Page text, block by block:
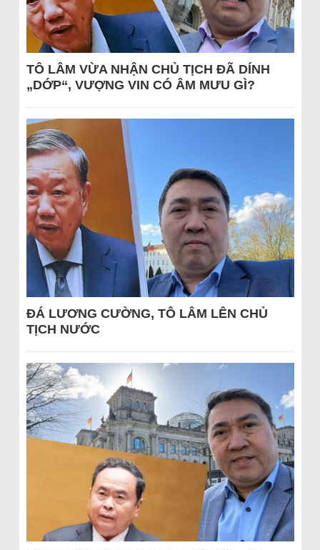
TÔ LÂM VỪA NHẬN CHỦ TỊCH ĐÃ DÍNH
„DỚP“, VƯỢNG VIN CÓ ÂM MƯU GÌ?
ĐÁ LƯƠNG CƯỜNG, TÔ LÂM LÊN CHỦ
TỊCH NƯỚC